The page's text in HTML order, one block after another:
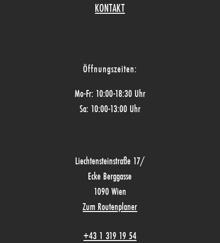
KONTAKT
Öffnungszeiten:
Mo-Fr: 10:00-18:30 Uhr
Sa: 10:00-13:00 Uhr
Liechtensteinstraße 17/
Ecke Berggasse
1090 Wien
Zum Routenplaner
+43 1 319 19 54